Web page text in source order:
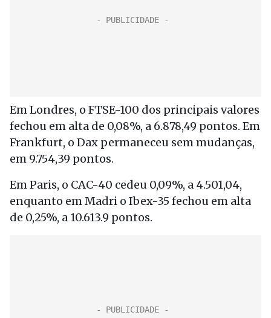
Em Londres, o FTSE-100 dos principais valores
fechou em alta de 0,08%, a 6.878,49 pontos. Em
Frankfurt, o Dax permaneceu sem mudanças,
em 9.754,39 pontos.
Em Paris, o CAC-40 cedeu 0,09%, a 4.501,04,
enquanto em Madri o Ibex-35 fechou em alta
de 0,25%, a 10.613.9 pontos.